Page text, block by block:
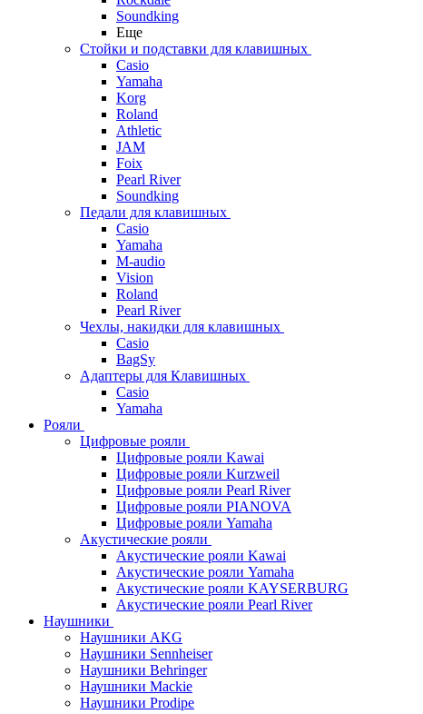
Soundking
Еще
Стойки и подставки для клавишных
Casio
Yamaha
Korg
Roland
Athletic
JAM
Foix
Pearl River
Soundking
Педали для клавишных
Casio
Yamaha
M-audio
Vision
Roland
Pearl River
Чехлы, накидки для клавишных
Casio
BagSy
Адаптеры для Клавишных
Casio
Yamaha
Рояли
Цифровые рояли
Цифровые рояли Kawai
Цифровые рояли Kurzweil
Цифровые рояли Pearl River
Цифровые рояли PIANOVA
Цифровые рояли Yamaha
Акустические рояли
Акустические рояли Kawai
Акустические рояли Yamaha
Акустические рояли KAYSERBURG
Акустические рояли Pearl River
Наушники
Наушники AKG
Наушники Sennheiser
Наушники Behringer
Наушники Mackie
Наушники Prodipe